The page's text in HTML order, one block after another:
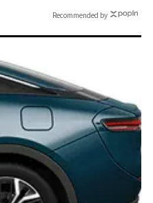
Recommended by